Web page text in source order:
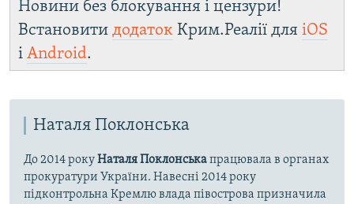
Новини без блокування і цензури!
Встановити додаток Крим.Реалії для iOS
і Android.
Наталя Поклонська
До 2014 рокуНаталя Поклонськапрацювала в органах
прокуратури України. Навесні 2014 року
підконтрольна Кремлю влада півострова призначила